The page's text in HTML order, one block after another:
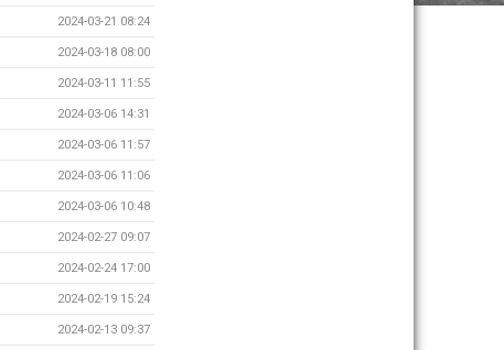
2024-03-21 08:24
2024-03-18 08:00
2024-03-11 11:55
2024-03-06 14:31
2024-03-06 11:57
2024-03-06 11:06
2024-03-06 10:48
2024-02-27 09:07
2024-02-24 17:00
2024-02-19 15:24
2024-02-13 09:37